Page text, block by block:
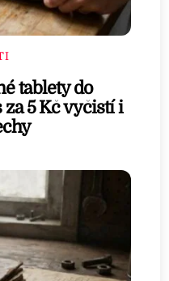
tablety do
5 Kč vyčistí i